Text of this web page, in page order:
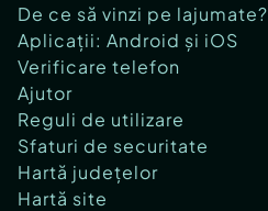
De ce să vinzi pe lajumate?
Aplicații: Android și iOS
Verificare telefon
Ajutor
Reguli de utilizare
Sfaturi de securitate
Hartă județelor
Hartă site